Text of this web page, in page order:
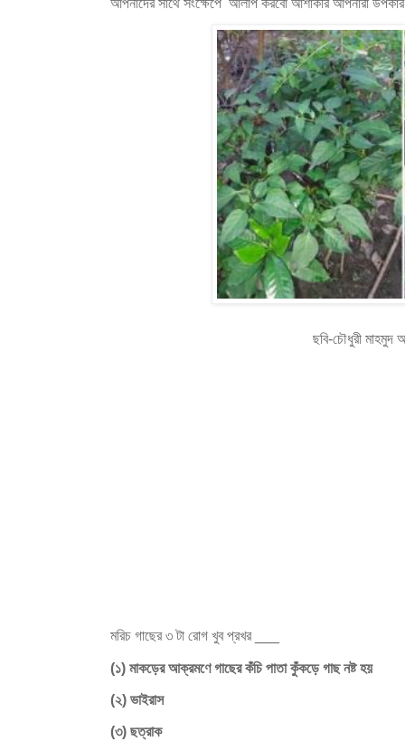
ছবি-চৌধুরী মাহমুদ আহসান
মরিচ গাছের ৩ টা রোগ খুব প্রখর ___
(১) মাকড়ের আক্রমণে গাছের কঁচি পাতা কুঁকড়ে গাছ নষ্ট হয়
(২) ভাইরাস
(৩) ছত্রাক